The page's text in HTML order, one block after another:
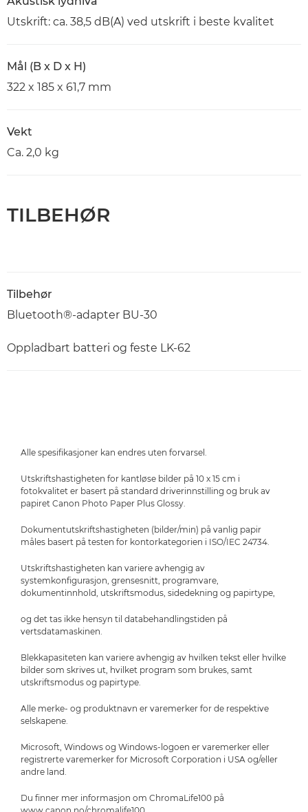
Utskrift: ca. 38,5 dB(A) ved utskrift i beste kvalitet
Mål (B x D x H)
322 x 185 x 61,7 mm
Vekt
Ca. 2,0 kg
TILBEHØR
Tilbehør
Bluetooth®-adapter BU-30
Oppladbart batteri og feste LK-62
Alle spesifikasjoner kan endres uten forvarsel.
Utskriftshastigheten for kantløse bilder på 10 x 15 cm i
fotokvalitet er basert på standard driverinnstilling og bruk av
papiret Canon Photo Paper Plus Glossy.
Dokumentutskriftshastigheten (bilder/min) på vanlig papir
måles basert på testen for kontorkategorien i ISO/IEC 24734.
Utskriftshastigheten kan variere avhengig av
systemkonfigurasjon, grensesnitt, programvare,
dokumentinnhold, utskriftsmodus, sidedekning og papirtype,
og det tas ikke hensyn til databehandlingstiden på
vertsdatamaskinen.
Blekkapasiteten kan variere avhengig av hvilken tekst eller hvilke
bilder som skrives ut, hvilket program som brukes, samt
utskriftsmodus og papirtype.
Alle merke- og produktnavn er varemerker for de respektive
selskapene.
Microsoft, Windows og Windows-logoen er varemerker eller
registrerte varemerker for Microsoft Corporation i USA og/eller
andre land.
Du finner mer informasjon om ChromaLife100 på